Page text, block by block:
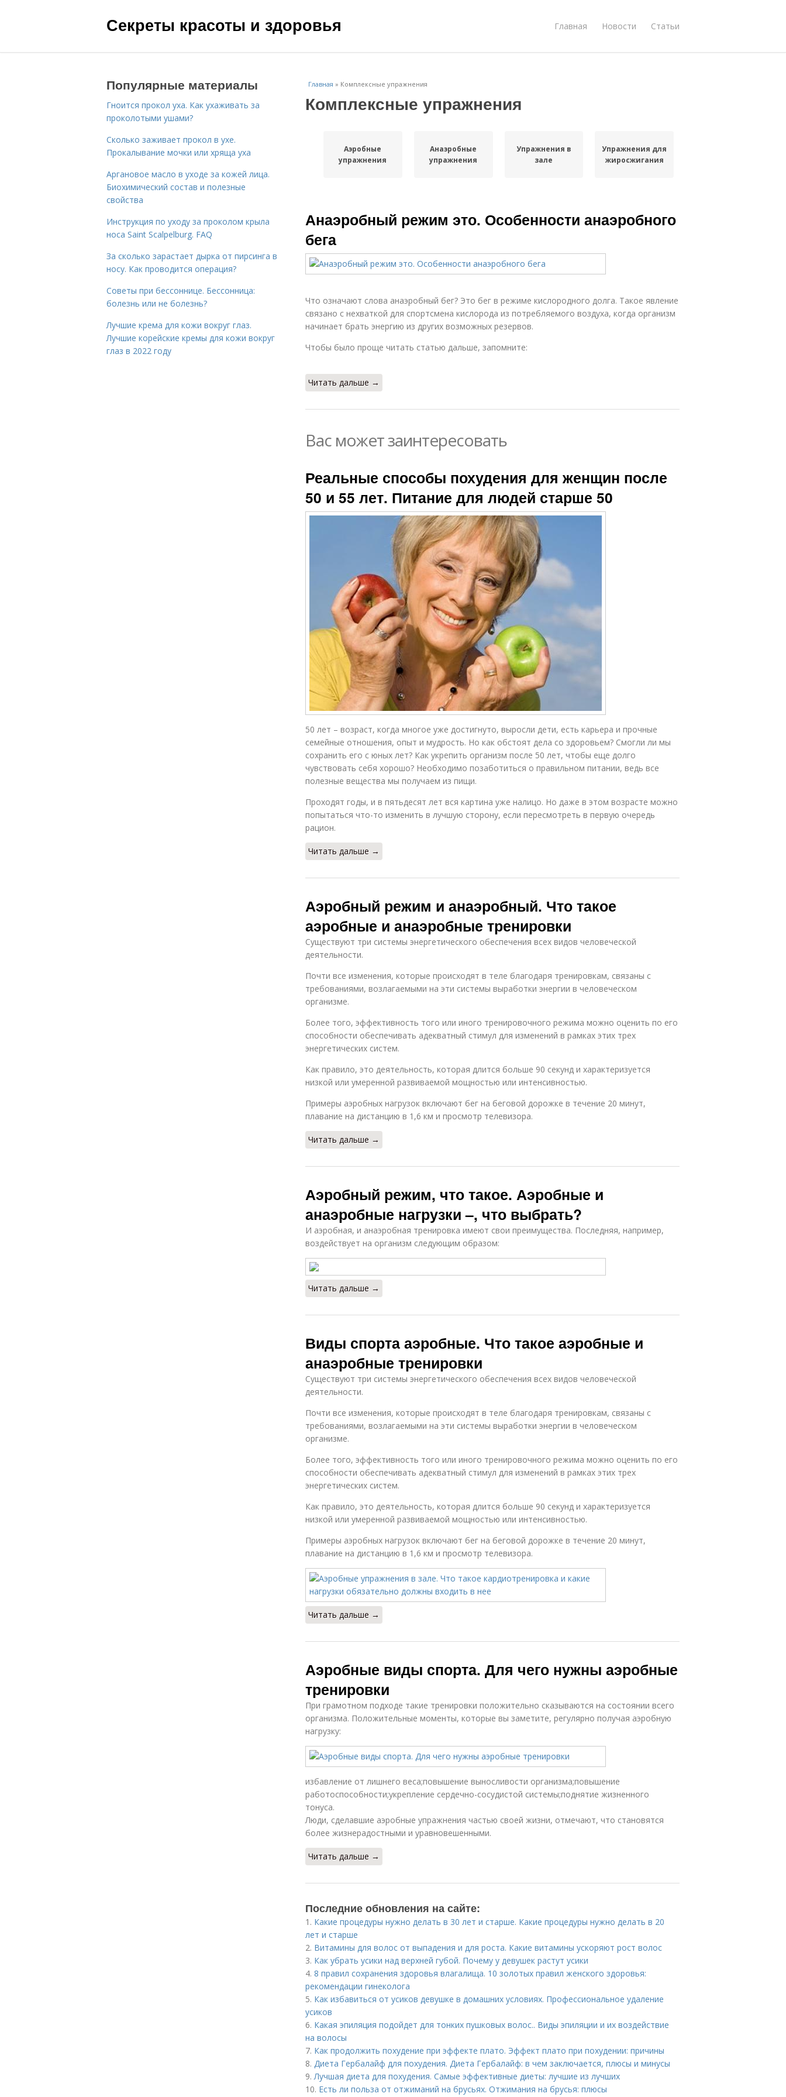
Секреты красоты и здоровья Главная Новости Статьи
Главная » Комплексные упражнения
Комплексные упражнения
Аэробные
упражнения
Анаэробные
упражнения
Упражнения в
зале
Упражнения для
жиросжигания
Анаэробный режим это. Особенности анаэробного
бега
Что означают слова анаэробный бег? Это бег в режиме кислородного долга. Такое явление
связано с нехваткой для спортсмена кислорода из потребляемого воздуха, когда организм
начинает брать энергию из других возможных резервов.
Чтобы было проще читать статью дальше, запомните:
Читать дальше →
Вас может заинтересовать
Реальные способы похудения для женщин после
50 и 55 лет. Питание для людей старше 50
50 лет – возраст, когда многое уже достигнуто, выросли дети, есть карьера и прочные
семейные отношения, опыт и мудрость. Но как обстоят дела со здоровьем? Смогли ли мы
сохранить его с юных лет? Как укрепить организм после 50 лет, чтобы еще долго
чувствовать себя хорошо? Необходимо позаботиться о правильном питании, ведь все
полезные вещества мы получаем из пищи.
Проходят годы, и в пятьдесят лет вся картина уже налицо. Но даже в этом возрасте можно
попытаться что-то изменить в лучшую сторону, если пересмотреть в первую очередь
рацион.
Читать дальше →
Аэробный режим и анаэробный. Что такое
аэробные и анаэробные тренировки
Существуют три системы энергетического обеспечения всех видов человеческой
деятельности.
Почти все изменения, которые происходят в теле благодаря тренировкам, связаны с
требованиями, возлагаемыми на эти системы выработки энергии в человеческом
организме.
Более того, эффективность того или иного тренировочного режима можно оценить по его
способности обеспечивать адекватный стимул для изменений в рамках этих трех
энергетических систем.
Как правило, это деятельность, которая длится больше 90 секунд и характеризуется
низкой или умеренной развиваемой мощностью или интенсивностью.
Примеры аэробных нагрузок включают бег на беговой дорожке в течение 20 минут,
плавание на дистанцию в 1,6 км и просмотр телевизора.
Читать дальше →
Аэробный режим, что такое. Аэробные и
анаэробные нагрузки –, что выбрать?
И аэробная, и анаэробная тренировка имеют свои преимущества. Последняя, например,
воздействует на организм следующим образом:
Читать дальше →
Виды спорта аэробные. Что такое аэробные и
анаэробные тренировки
Существуют три системы энергетического обеспечения всех видов человеческой
деятельности.
Почти все изменения, которые происходят в теле благодаря тренировкам, связаны с
требованиями, возлагаемыми на эти системы выработки энергии в человеческом
организме.
Более того, эффективность того или иного тренировочного режима можно оценить по его
способности обеспечивать адекватный стимул для изменений в рамках этих трех
энергетических систем.
Как правило, это деятельность, которая длится больше 90 секунд и характеризуется
низкой или умеренной развиваемой мощностью или интенсивностью.
Примеры аэробных нагрузок включают бег на беговой дорожке в течение 20 минут,
плавание на дистанцию в 1,6 км и просмотр телевизора.
Читать дальше →
Аэробные виды спорта. Для чего нужны аэробные
тренировки
При грамотном подходе такие тренировки положительно сказываются на состоянии всего
организма. Положительные моменты, которые вы заметите, регулярно получая аэробную
нагрузку:
избавление от лишнего веса;повышение выносливости организма;повышение
работоспособности;укрепление сердечно-сосудистой системы;поднятие жизненного
тонуса.
Люди, сделавшие аэробные упражнения частью своей жизни, отмечают, что становятся
более жизнерадостными и уравновешенными.
Читать дальше →
Последние обновления на сайте:
1. Какие процедуры нужно делать в 30 лет и старше. Какие процедуры нужно делать в 20
лет и старше
2. Витамины для волос от выпадения и для роста. Какие витамины ускоряют рост волос
3. Как убрать усики над верхней губой. Почему у девушек растут усики
4. 8 правил сохранения здоровья влагалища. 10 золотых правил женского здоровья:
рекомендации гинеколога
5. Как избавиться от усиков девушке в домашних условиях. Профессиональное удаление
усиков
6. Какая эпиляция подойдет для тонких пушковых волос.. Виды эпиляции и их воздействие
на волосы
7. Как продолжить похудение при эффекте плато. Эффект плато при похудении: причины
8. Диета Гербалайф для похудения. Диета Гербалайф: в чем заключается, плюсы и минусы
9.Лучшая диета для похудения. Самые эффективные диеты: лучшие из лучших
10. Есть ли польза от отжиманий на брусьях. Отжимания на брусья: плюсы
Популярные материалы
Гноится прокол уха. Как ухаживать за
проколотыми ушами?
Сколько заживает прокол в ухе.
Прокалывание мочки или хряща уха
Аргановое масло в уходе за кожей лица.
Биохимический состав и полезные
свойства
Инструкция по уходу за проколом крыла
носа Saint Scalpelburg. FAQ
За сколько зарастает дырка от пирсинга в
носу. Как проводится операция?
Советы при бессоннице. Бессонница:
болезнь или не болезнь?
Лучшие крема для кожи вокруг глаз.
Лучшие корейские кремы для кожи вокруг
глаз в 2022 году